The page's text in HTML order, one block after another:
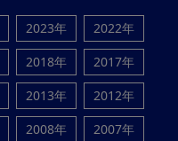
2023年
2022年
2018年
2017年
2013年
2012年
2008年
2007年